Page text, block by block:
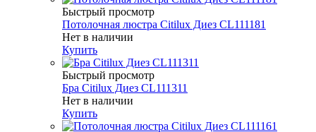
Быстрый просмотр
Потолочная люстра Citilux Диез CL111181
Нет в наличии
Купить
Быстрый просмотр
Бра Citilux Диез CL111311
Нет в наличии
Купить